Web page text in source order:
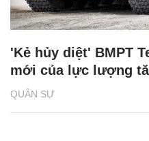
QUÂN SỰ
'Kẻ hủy diệt' BMPT
mới của lực lượng